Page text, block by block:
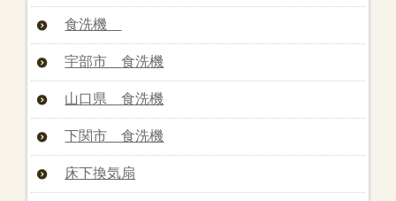
食洗機
宇部市 食洗機
山口県 食洗機
下関市 食洗機
床下換気扇